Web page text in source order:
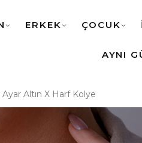
ERKEK ÇOCUK
AYNI
Ayar Altın X Harf Kolye